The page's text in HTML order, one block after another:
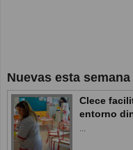
Nuevas esta semana
Clece
entorno
...